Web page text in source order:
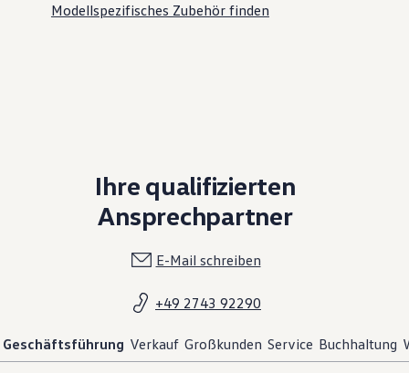
Modellspezifisches Zubehör finden
Ihre qualifizierten
Ansprechpartner
E-Mail schreiben
+49 2743 92290
Geschäftsführung Verkauf Großkunden Service Buchhaltung